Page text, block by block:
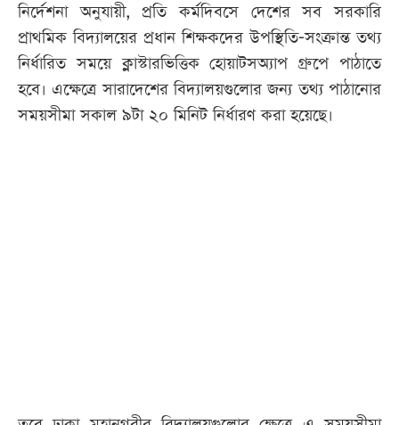
নির্দেশনা অনুযায়ী, প্রতি কর্মদিবসে দেশের সব সরকারি
প্রাথমিক বিদ্যালয়ের প্রধান শিক্ষকদের উপস্থিতি-সংক্রান্ত তথ্য
নির্ধারিত সময়ে ক্লাস্টারভিত্তিক হোয়াটসঅ্যাপ গ্রুপে পাঠাতে
হবে। এক্ষেত্রে সারাদেশের বিদ্যালয়গুলোর জন্য তথ্য পাঠানোর
সময়সীমা সকাল ৯টা ২০ মিনিট নির্ধারণ করা হয়েছে।